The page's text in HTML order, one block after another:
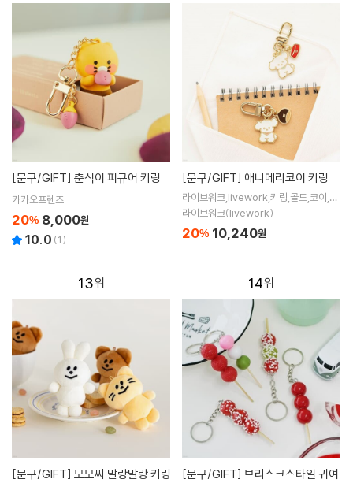
[문구/GIFT] 춘식이 피규어 키링
카카오프렌즈
20% 8,000원
10.0 (1)
[문구/GIFT] 애니메리코이 키링
라이브워크,livework,키링,골드,코이,피
요,18k,도금,장식,금속
라이브워크(livework)
20% 10,240원
13
[문구/GIFT] 모모씨 말랑말랑 키링
14
[문구/GIFT]